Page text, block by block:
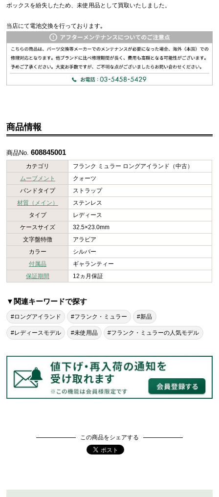
ボックスを紛失したため、未使用品として買取いたしました。
当店にて電池交換を行っております｡
商品情報
商品No.608845001
カテゴリ
フランク ミュラー ロングアイランド（中古）
ムーブメント
クォーツ
バンドタイプ
ストラップ
材質（メイン）
ステンレス
タイプ
レディース
ケースサイズ
32.5×23.0mm
文字盤特徴
アラビア
カラー
シルバー
付属品
ギャランティー
保証期間
12ヵ月保証
▼関連キーワードで探す
#ロングアイランド #フランク・ミュラー #新品
#レディースモデル #未使用品 #フランク・ミュラーの人気モデル
この商品をシェアする